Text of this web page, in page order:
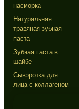
насморка
Натуральная
травяная зубная
паста
Зубная паста в
шайбе
Сыворотка для
лица с коллагеном